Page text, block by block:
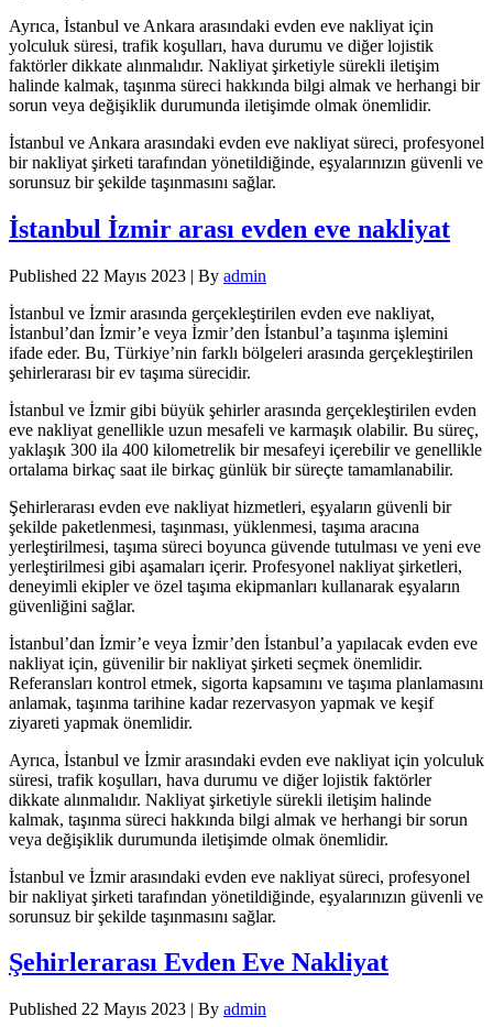
Ayrıca, İstanbul ve Ankara arasındaki evden eve nakliyat için
yolculuk süresi, trafik koşulları, hava durumu ve diğer lojistik
faktörler dikkate alınmalıdır. Nakliyat şirketiyle sürekli iletişim
halinde kalmak, taşınma süreci hakkında bilgi almak ve herhangi bir
sorun veya değişiklik durumunda iletişimde olmak önemlidir.
İstanbul ve Ankara arasındaki evden eve nakliyat süreci, profesyonel
bir nakliyat şirketi tarafından yönetildiğinde, eşyalarınızın güvenli ve
sorunsuz bir şekilde taşınmasını sağlar.
İstanbul İzmir arası evden eve nakliyat
Published 22 Mayıs 2023 | By admin
İstanbul ve İzmir arasında gerçekleştirilen evden eve nakliyat,
İstanbul’dan İzmir’e veya İzmir’den İstanbul’a taşınma işlemini
ifade eder. Bu, Türkiye’nin farklı bölgeleri arasında gerçekleştirilen
şehirlerarası bir ev taşıma sürecidir.
İstanbul ve İzmir gibi büyük şehirler arasında gerçekleştirilen evden
eve nakliyat genellikle uzun mesafeli ve karmaşık olabilir. Bu süreç,
yaklaşık 300 ila 400 kilometrelik bir mesafeyi içerebilir ve genellikle
ortalama birkaç saat ile birkaç günlük bir süreçte tamamlanabilir.
Şehirlerarası evden eve nakliyat hizmetleri, eşyaların güvenli bir
şekilde paketlenmesi, taşınması, yüklenmesi, taşıma aracına
yerleştirilmesi, taşıma süreci boyunca güvende tutulması ve yeni eve
yerleştirilmesi gibi aşamaları içerir. Profesyonel nakliyat şirketleri,
deneyimli ekipler ve özel taşıma ekipmanları kullanarak eşyaların
güvenliğini sağlar.
İstanbul’dan İzmir’e veya İzmir’den İstanbul’a yapılacak evden eve
nakliyat için, güvenilir bir nakliyat şirketi seçmek önemlidir.
Referansları kontrol etmek, sigorta kapsamını ve taşıma planlamasını
anlamak, taşınma tarihine kadar rezervasyon yapmak ve keşif
ziyareti yapmak önemlidir.
Ayrıca, İstanbul ve İzmir arasındaki evden eve nakliyat için yolculuk
süresi, trafik koşulları, hava durumu ve diğer lojistik faktörler
dikkate alınmalıdır. Nakliyat şirketiyle sürekli iletişim halinde
kalmak, taşınma süreci hakkında bilgi almak ve herhangi bir sorun
veya değişiklik durumunda iletişimde olmak önemlidir.
İstanbul ve İzmir arasındaki evden eve nakliyat süreci, profesyonel
bir nakliyat şirketi tarafından yönetildiğinde, eşyalarınızın güvenli ve
sorunsuz bir şekilde taşınmasını sağlar.
Şehirlerarası Evden Eve Nakliyat
Published 22 Mayıs 2023 | By admin